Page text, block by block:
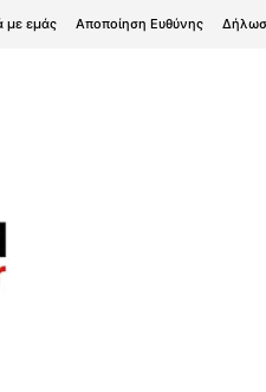
με εμάς Αποποίηση Ευθύνης